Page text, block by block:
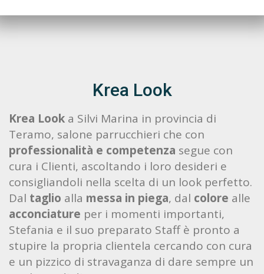
Krea Look
Krea Look a Silvi Marina in provincia di
Teramo, salone parrucchieri che con
professionalità e competenza segue con
cura i Clienti, ascoltando i loro desideri e
consigliandoli nella scelta di un look perfetto.
Dal taglio alla messa in piega, dal colore alle
acconciature per i momenti importanti,
Stefania e il suo preparato Staff è pronto a
stupire la propria clientela cercando con cura
e un pizzico di stravaganza di dare sempre un